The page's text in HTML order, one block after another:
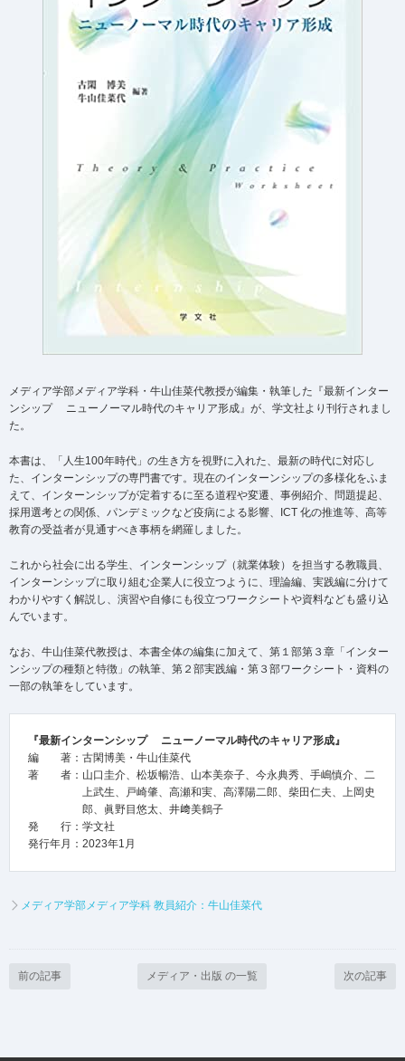
メディア学部メディア学科・牛山佳菜代教授が編集・執筆した『最新インター
ンシップ ニューノーマル時代のキャリア形成』が、学文社より刊行されまし
た。
本書は、「人生100年時代」の生き方を視野に入れた、最新の時代に対応し
た、インターンシップの専門書です。現在のインターンシップの多様化をふま
えて、インターンシップが定着するに至る道程や変遷、事例紹介、問題提起、
採用選考との関係、パンデミックなど疫病による影響、ICT 化の推進等、高等
教育の受益者が見通すべき事柄を網羅しました。
これから社会に出る学生、インターンシップ（就業体験）を担当する教職員、
インターンシップに取り組む企業人に役立つように、理論編、実践編に分けて
わかりやすく解説し、演習や自修にも役立つワークシートや資料なども盛り込
んでいます。
なお、牛山佳菜代教授は、本書全体の編集に加えて、 第１部第３章「インター
ンシップの種類と特徴」の執筆、 第２部実践編・第３部ワークシート・ 資料の
一部の執筆をしています。
『最新インターンシップ ニューノーマル時代のキャリア形成』
編 著：古閑博美・牛山佳菜代
著 者：山口圭介、松坂暢浩、山本美奈子、今永典秀、手嶋慎介、二
上武生、戸崎肇、高瀬和実、高澤陽二郎、柴田仁夫、上岡史
郎、眞野目悠太、井﨑美鶴子
発 行：学文社
発行年月：2023年1月
メディア学部メディア学科 教員紹介：牛山佳菜代
前の記事 メディア・出版 の一覧 次の記事